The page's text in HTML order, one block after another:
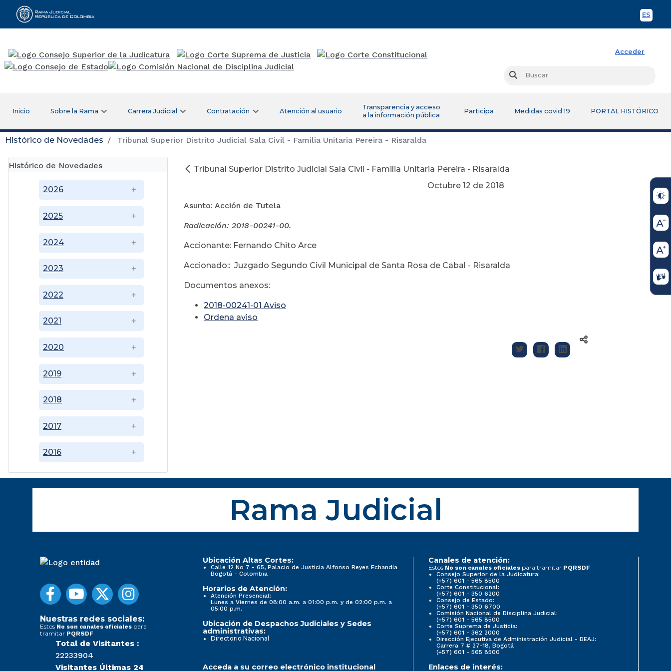
ES
Rama Judicial
Acceder
Buscar
Inicio Sobre la Rama Carrera Judicial Contratación Atención al usuario
Transparencia y acceso
a la información pública
Participa Medidas covid 19 PORTAL HISTÓRICO
Histórico de Novedades Tribunal Superior Distrito Judicial Sala Civil - Familia Unitaria Pereira - Risaralda
Histórico de Novedades
2016
2017
2018
2019
2020
2021
2022
2023
2024
2025
2026
Tribunal Superior Distrito Judicial Sala Civil - Familia Unitaria Pereira - Risaralda
Octubre 12 de 2018
Asunto: Acción de Tutela
Radicación: 2018-00241-00.
Accionante: Fernando Chito Arce
Accionado:: Juzgado Segundo Civil Municipal de Santa Rosa de Cabal - Risaralda
Documentos anexos:
2018-00241-01 Aviso
Ordena aviso
Rama Judicial
Nuestras redes sociales:
Estos No son canales oficiales para
tramitar PQRSDF
Total de Visitantes :
22233904
Visitantes Últimas 24
Ubicación Altas Cortes:
Calle 12 No 7 - 65, Palacio de Justicia Alfonso Reyes Echandía
Bogotá - Colombia
Horarios de Atención:
Atención Presencial:
Lunes a Viernes de 08:00 a.m. a 01:00 p.m. y de 02:00 p.m. a
05:00 p.m.
Ubicación de Despachos Judiciales y Sedes
administrativas:
Directorio Nacional
Canales de atención:
Estos No son canales oficiales para tramitar PQRSDF
Consejo Superior de la Judicatura:
(+57) 601 - 565 8500
Corte Constitucional:
(+57) 601 - 350 6200
Consejo de Estado:
(+57) 601 - 350 6700
Comisión Nacional de Disciplina Judicial:
(+57) 601 - 565 8500
Corte Suprema de Justicia:
(+57) 601 - 362 2000
Dirección Ejecutiva de Administración Judicial - DEAJ:
Carrera 7 # 27-18, Bogotá
(+57) 601 - 565 8500
Acceda a su correo electrónico institucional Enlaces de interés: